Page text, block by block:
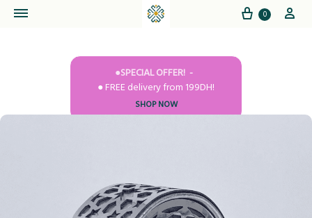
Cart
0
●SPECIAL OFFER!
● FREE delivery from 199DH!
SHOP NOW